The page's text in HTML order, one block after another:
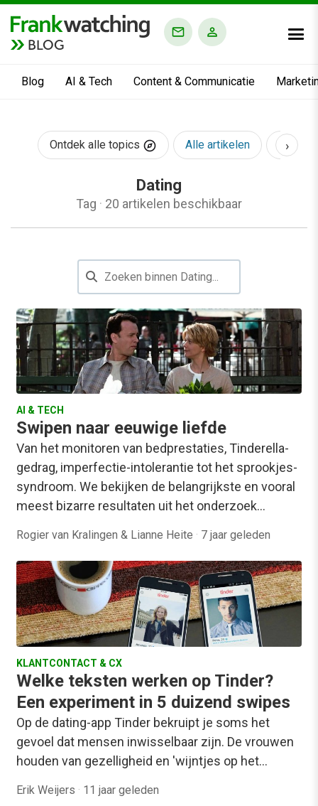
BLOG
Blog AI & Tech Content & Communicatie
Ontdek alle topics Alle artikelen AI &
›
Dating
Tag · 20 artikelen beschikbaar
AI & TECH
Swipen naar eeuwige liefde
Van het monitoren van bedprestaties, Tinderella-
gedrag, imperfectie-intolerantie tot het sprookjes-
syndroom. We bekijken de belangrijkste en vooral
meest bizarre resultaten uit het onderzoek…
Rogier van Kralingen & Lianne Heite · 7 jaar geleden
KLANTCONTACT & CX
Welke teksten werken op Tinder?
Een experiment in 5 duizend swipes
Op de dating-app Tinder bekruipt je soms het
gevoel dat mensen inwisselbaar zijn. De vrouwen
houden van gezelligheid en 'wijntjes op het…
Erik Weijers · 11 jaar geleden